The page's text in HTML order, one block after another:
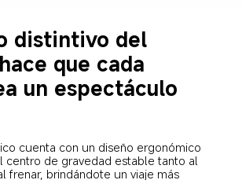
distintivo del
que cada
un espectáculo
cuenta con un diseño ergonómico
centro de gravedad estable tanto al
frenar, brindándote un viaje más